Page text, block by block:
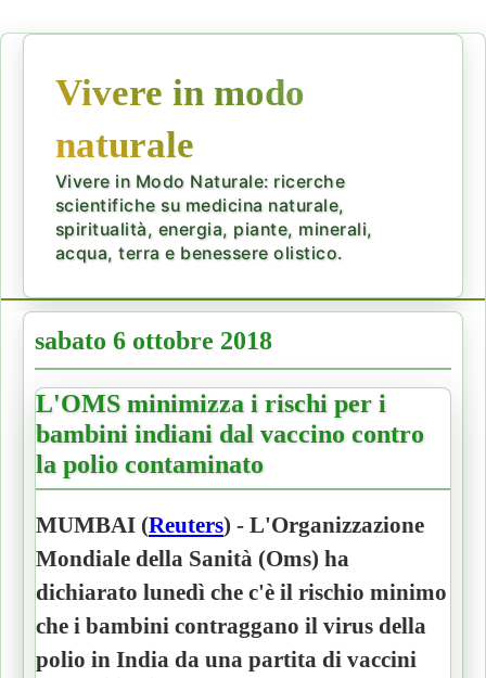
Vivere in modo
naturale
Vivere in Modo Naturale: ricerche
scientifiche su medicina naturale,
spiritualità, energia, piante, minerali,
acqua, terra e benessere olistico.
sabato 6 ottobre 2018
L'OMS minimizza i rischi per i
bambini indiani dal vaccino contro
la polio contaminato
MUMBAI (Reuters) - L'Organizzazione
Mondiale della Sanità (Oms) ha
dichiarato lunedì che c'è il rischio minimo
che i bambini contraggano il virus della
polio in India da una partita di vaccini